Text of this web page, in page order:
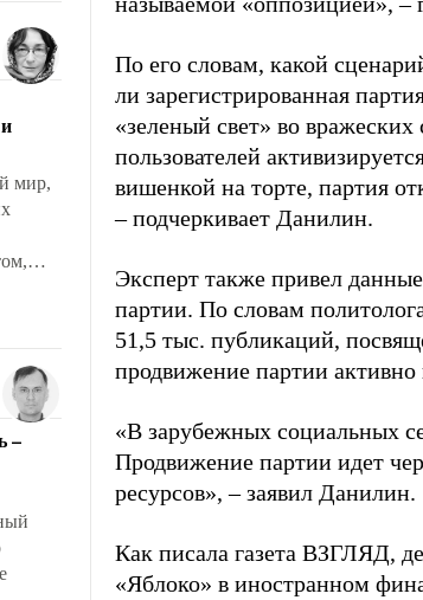
мир,
под
себя
–
По его словам, какой
ли зарегистрированная
«зеленый свет» во
пользователей
вишенкой на торте, партия
– подчеркивает Данилин.
Эксперт также привел
партии. По словам
51,5 тыс. публикаций,
продвижение партии активно
«В зарубежных социальных
Продвижение партии идет
ресурсов», – заявил Данилин.
Как писала газета ВЗГЛЯД,
«Яблоко» в иностранном